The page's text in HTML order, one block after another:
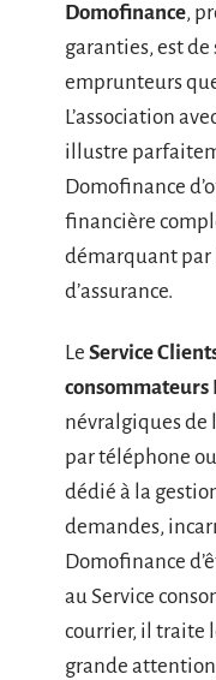
Domofinance,
garanties, est
emprunteurs
L’association
illustre
Domofinance
financière
démarquant par
d’assurance.
Le Service
consommateurs
névralgiques de
par téléphone
dédié à la
demandes,
Domofinance
au Service
courrier, il traite
grande